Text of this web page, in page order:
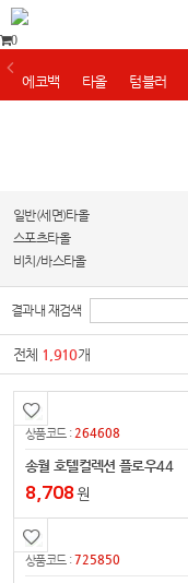
0
에코백 타올 텀블러
일반(세면)타올
스포츠타올
비치/바스타올
결과내 재검색
전체 1,910개
상품코드 :264608
송월 호텔컬렉션 플로우44
8,708원
상품코드 :725850